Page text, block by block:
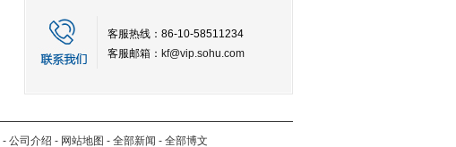
客服热线：86-10-58511234
客服邮箱： kf@vip.sohu.com
- 公司介绍 - 网站地图 - 全部新闻 - 全部博文